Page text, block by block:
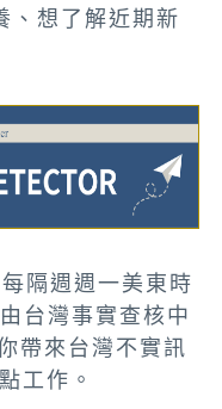
想了解近期新
每隔週週一美東時
台灣事實查核中
帶來台灣不實訊
工作。